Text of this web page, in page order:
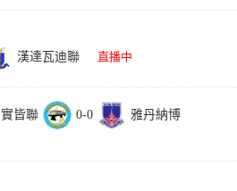
漢達瓦迪聯 直播中
實皆聯 0-0
雅丹納博